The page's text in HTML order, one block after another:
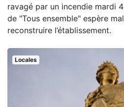
ravagé par un incendie mardi
de "Tous ensemble" espère
reconstruire l’établissement.
Locales